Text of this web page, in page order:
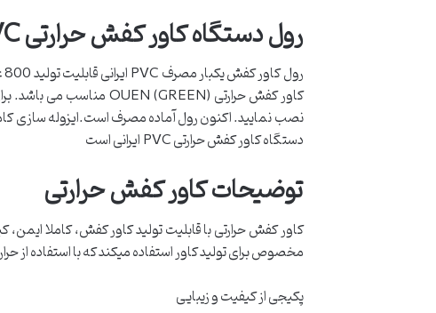
رول دستگاه کاور کفش حرارتی PVC ایرانی- 800 عددی
نصب نمایید. اکنون رول آماده مصرف است.ایزوله سازی
دستگاه کاور کفش حرارتی PVC ایرانی است
توضیحات کاور کفش حرارتی
مخصوص برای تولید کاور استفاده میکند که با استفاده از
پکیجی از کیفیت و زیبایی